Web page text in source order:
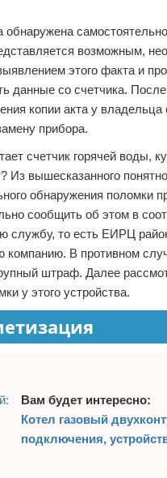
обнаружена
возможным,
этого факта и
данные со счетчика.
копии акта у владельца
прибора.
счетчик горячей воды,
Из вышесказанного
обнаружения поломки
сообщить об этом в
службу, то есть ЕИРЦ
В противном
штраф. Далее
у этого устройства.
Вам будет интересно:
Котел газовый
подключения,